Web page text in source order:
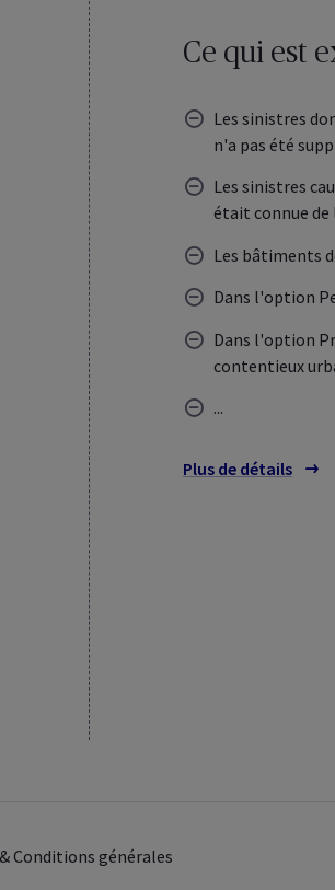
Ce qui est
Les sinistres
n'a pas été
Les sinistres
était connue de
Les bâtiments
Dans l'option
Dans l'option
contentieux
...
Plus de détails sur
Conditions générales